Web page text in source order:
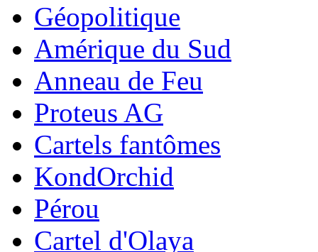
Géopolitique
Amérique du Sud
Anneau de Feu
Proteus AG
Cartels fantômes
KondOrchid
Pérou
Cartel d'Olaya